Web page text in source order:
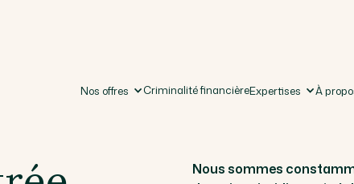
Nos offres Criminalité financièreExpertises À
Nous sommes